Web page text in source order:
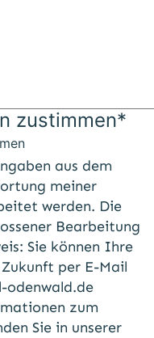
zustimmen*
aus dem
meiner
werden. Die
Bearbeitung
Sie können Ihre
per E-Mail
odenwald.de
zum
Sie in unserer